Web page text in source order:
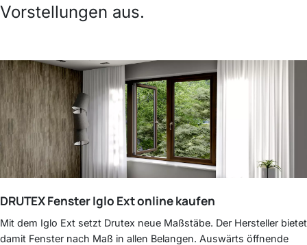
Vorstellungen aus.
DRUTEXFenster Iglo Ext online kaufen
Mit dem Iglo Ext setzt Drutex neue Maßstäbe. Der Hersteller bietet
damit Fenster nach Maß in allen Belangen. Auswärts öffnende